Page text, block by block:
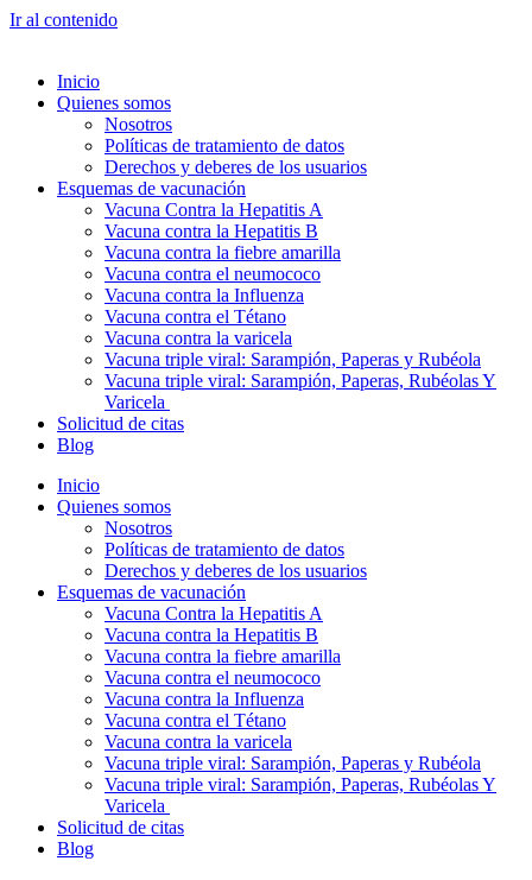
Ir al contenido
Inicio
Quienes somos
Nosotros
Políticas de tratamiento de datos
Derechos y deberes de los usuarios
Esquemas de vacunación
Vacuna Contra la Hepatitis A
Vacuna contra la Hepatitis B
Vacuna contra la fiebre amarilla
Vacuna contra el neumococo
Vacuna contra la Influenza
Vacuna contra el Tétano
Vacuna contra la varicela
Vacuna triple viral: Sarampión, Paperas y Rubéola
Vacuna triple viral: Sarampión, Paperas, Rubéolas Y
Varicela
Solicitud de citas
Blog
Inicio
Quienes somos
Nosotros
Políticas de tratamiento de datos
Derechos y deberes de los usuarios
Esquemas de vacunación
Vacuna Contra la Hepatitis A
Vacuna contra la Hepatitis B
Vacuna contra la fiebre amarilla
Vacuna contra el neumococo
Vacuna contra la Influenza
Vacuna contra el Tétano
Vacuna contra la varicela
Vacuna triple viral: Sarampión, Paperas y Rubéola
Vacuna triple viral: Sarampión, Paperas, Rubéolas Y
Varicela
Solicitud de citas
Blog